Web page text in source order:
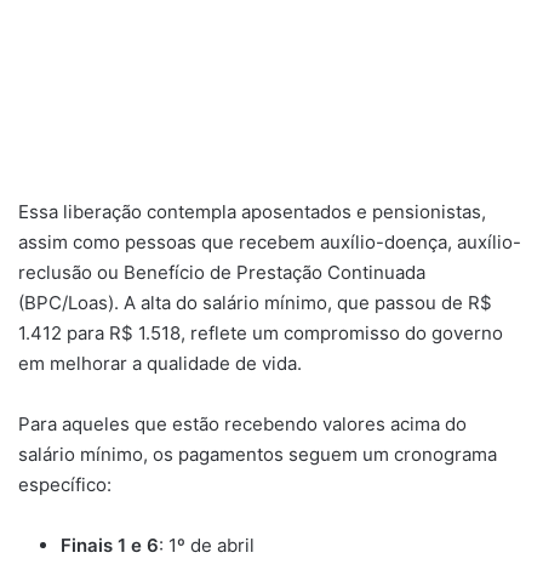
Essa liberação contempla aposentados e pensionistas,
assim como pessoas que recebem auxílio-doença, auxílio-
reclusão ou Benefício de Prestação Continuada
(BPC/Loas). A alta do salário mínimo, que passou de R$
1.412 para R$ 1.518, reflete um compromisso do governo
em melhorar a qualidade de vida.
Para aqueles que estão recebendo valores acima do
salário mínimo, os pagamentos seguem um cronograma
específico:
Finais 1 e 6: 1º de abril